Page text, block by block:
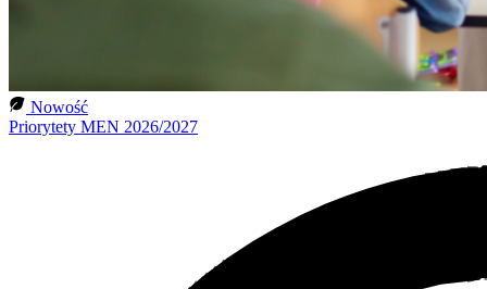
Nowość
Priorytety MEN 2026/2027